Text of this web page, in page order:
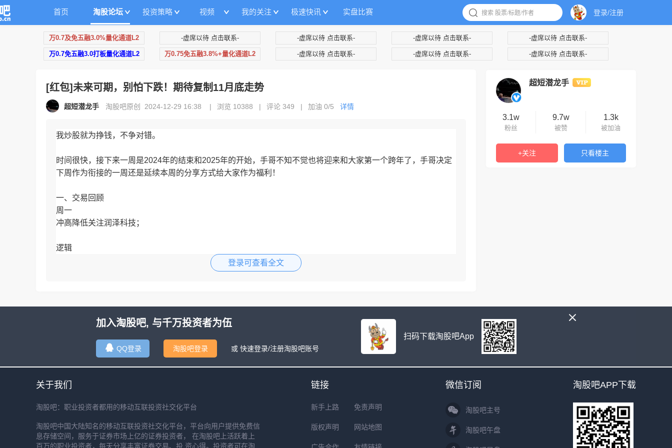
首页 淘股论坛 投资策略 视频 我的关注 极速快讯 实盘比赛 登录/注册
超短潜龙手
3.1w
粉丝
9.7w
被赞
1.3k
被加油
+关注 只看楼主
万0.7及免五融3.0%量化通道L2 -虚席以待 点击联系- -虚席以待 点击联系- -虚席以待 点击联系- -虚席以待 点击联系-
万0.7免五融3.0打板量化通道L2 万0.75免五融3.8%+量化通道L2 -虚席以待 点击联系- -虚席以待 点击联系- -虚席以待 点击联系-
[红包]未来可期，别怕下跌！期待复制11月底走势
超短潜龙手 淘股吧原创 2024-12-29 16:38 | 浏览 10388 | 评论 349 | 加油 0/5 详情
我炒股就为挣钱，不争对错。
时间很快，接下来一周是2024年的结束和2025年的开始，手哥不知不觉也将迎来和大家第一个跨年了，手哥决定
下周作为衔接的一周还是延续本周的分享方式给大家作为福利！
一、交易回顾
周一
冲高降低关注润泽科技；
逻辑
AI算力这个方向上周五就已经看好，不过当下高度票动辄跌停的局面让情绪不能通过打高度来提升的话，光有宽度
其实难度就会增加。所以周一就是处理已经关注的标的为
登录可查看全文
加入淘股吧, 与千万投资者为伍
QQ登录 淘股吧登录 或 快速登录/注册淘股吧账号
扫码下载淘股吧App
关于我们
淘股吧：职业投资者都用的移动互联投资社交化平台
淘股吧中国大陆知名的移动互联投资社交化平台，平台向用户提供免费信
息存储空间，服务于证券市场上亿的证券投资者， 在淘股吧上活跃着上
百万的职业投资者，每天分享丰富证券交易、投 资心得。投资者可在淘
链接
新手上路 免责声明
版权声明 网站地图
微信订阅
淘股吧主号
淘股吧午盘
淘股吧APP下载